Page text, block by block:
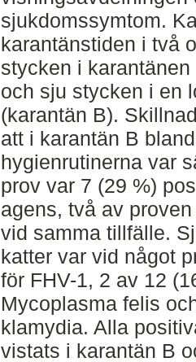
sjukdomssymtom.
karantänstiden i två
stycken i
och sju stycken i en
(karantän B).
att i karantän B
hygienrutinerna var
prov var 7 (29 %)
agens, två av
vid samma tillfälle.
katter var vid något
för FHV-1, 2 av 12
Mycoplasma felis
klamydia. Alla
vistats i karantän B